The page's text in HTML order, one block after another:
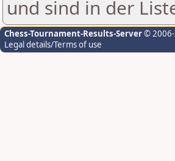
und sind in der
Chess-Tournament-Results-Server©
Legal details/Terms of use